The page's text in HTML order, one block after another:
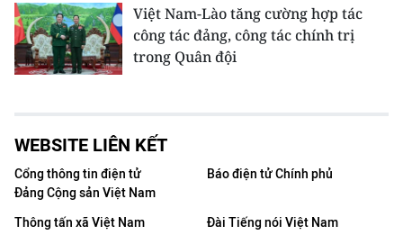
Việt Nam-Lào tăng cường hợp tác
công tác đảng, công tác chính trị
trong Quân đội
WEBSITE LIÊN KẾT
Cổng thông tin điện tử
Đảng Cộng sản Việt Nam
Báo điện tử Chính phủ
Thông tấn xã Việt Nam
Đài Tiếng nói Việt Nam